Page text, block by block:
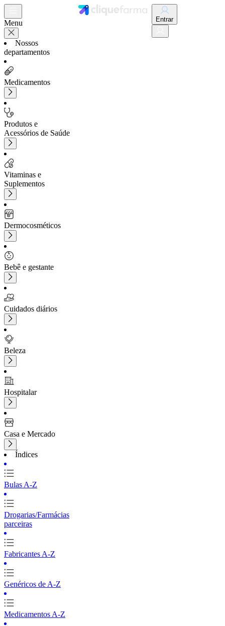
Menu
Nossos
departamentos
Medicamentos
Produtos e
Acessórios de Saúde
Vitaminas e
Suplementos
Dermocosméticos
Bebê e gestante
Cuidados diários
Beleza
Hospitalar
Casa e Mercado
Índices
Bulas A-Z
Drogarias/Farmácias
parceiras
Fabricantes A-Z
Genéricos de A-Z
Medicamentos A-Z
Entrar